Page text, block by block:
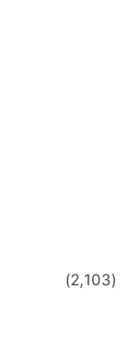
(2,103)